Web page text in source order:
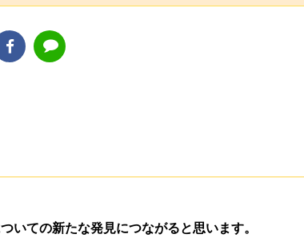
いての新たな発見につながると思います。